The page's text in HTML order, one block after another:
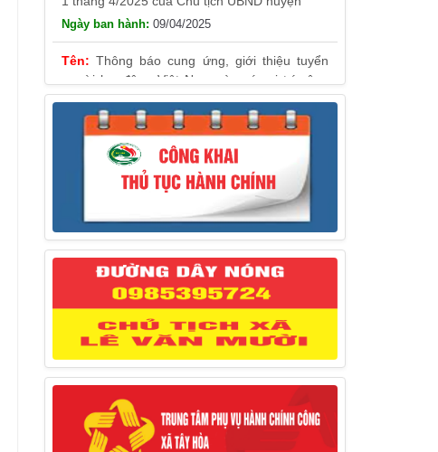
Thông báo cung ứng, giới thiệu tuyển
việc dự kiến tuyển người lao động nước ngoài
31/03/2025
Thông báo treo cờ Tổ quốc nhân kỷ
niệm 50 năm Ngày giải phóng tỉnh Phú Yên
(01/4/1975 – 01/4/2025)
28/03/2025
Thông báo giới thiệu, cung ứng lao động
International Engineering Co.,Ltd
27/03/2025
Thông báo đăng ký tiếp công dân định
kỳ đợt 02 tháng 3/2025 của Chủ tịch UBND
huyện
12/03/2025
Thông báo lịch công tác của Chủ tịch,
các Phó Chủ tịch UBND huyện và Phó Chủ